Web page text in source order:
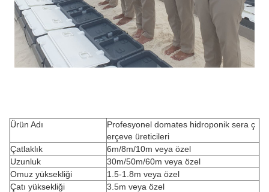
Ürün Adı
Profesyonel domates hidroponik sera ç
erçeve üreticileri
Çatlaklık
6m/8m/10m veya özel
Uzunluk
30m/50m/60m veya özel
Omuz yüksekliği
1.5-1.8m veya özel
Çatı yüksekliği
3.5m veya özel